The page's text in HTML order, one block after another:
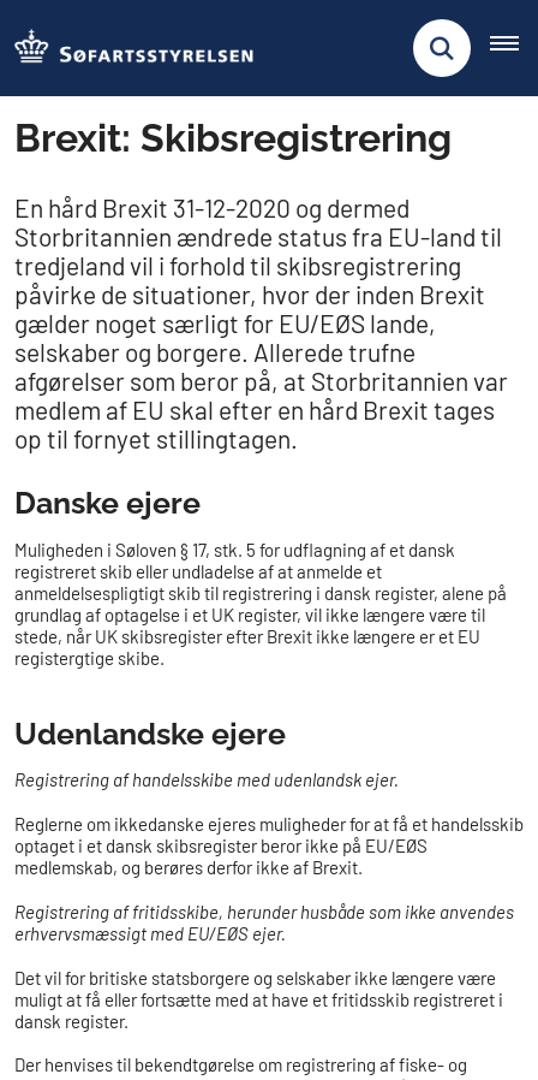
Brexit: Skibsregistrering
En hård Brexit 31-12-2020 og dermed
Storbritannien ændrede status fra EU-land til
tredjeland vil i forhold til skibsregistrering
påvirke de situationer, hvor der inden Brexit
gælder noget særligt for EU/EØS lande,
selskaber og borgere. Allerede trufne
afgørelser som beror på, at Storbritannien var
medlem af EU skal efter en hård Brexit tages
op til fornyet stillingtagen.
Danske ejere
Muligheden i Søloven § 17, stk. 5 for udflagning af et dansk
registreret skib eller undladelse af at anmelde et
anmeldelsespligtigt skib til registrering i dansk register, alene på
grundlag af optagelse i et UK register, vil ikke længere være til
stede, når UK skibsregister efter Brexit ikke længere er et EU
registergtige skibe.
Udenlandske ejere
Registrering af handelsskibe med udenlandsk ejer.
Reglerne om ikkedanske ejeres muligheder for at få et handelsskib
optaget i et dansk skibsregister beror ikke på EU/EØS
medlemskab, og berøres derfor ikke af Brexit.
Registrering af fritidsskibe, herunder husbåde som ikke anvendes
erhvervsmæssigt med EU/EØS ejer.
Det vil for britiske statsborgere og selskaber ikke længere være
muligt at få eller fortsætte med at have et fritidsskib registreret i
dansk register.
Der henvises til bekendtgørelse om registrering af fiske- og